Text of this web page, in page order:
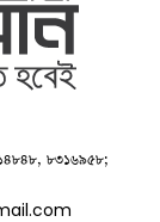
৮৩১৬৯৫৮;